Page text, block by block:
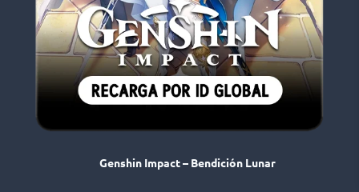
Genshin Impact – Bendición Lunar